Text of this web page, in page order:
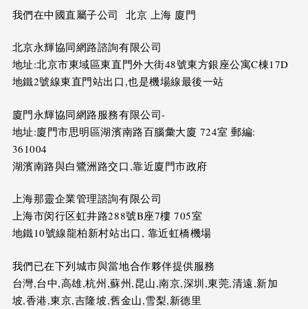
我們在中國直屬子公司 北京 上海 廈門
北京永輝協同網路諮詢有限公司
地址:北京市東域區東直門外大街48號東方銀座公寓C棟17D
地鐵2號線東直門站出口,也是機場線最後一站
廈門永輝協同網路服務有限公司-
地址:廈門市思明區湖濱南路百腦彙大廈 724室 郵編:
361004
湖濱南路與白鷺洲路交口,靠近廈門市政府
上海那靈企業管理諮詢有限公司
上海市闵行区虹井路288號B座7樓 705室
地鐵10號線龍柏新村站出口, 靠近虹橋機場
我們已在下列城市與當地合作夥伴提供服務
台灣,台中,高雄,杭州,蘇州,昆山,南京,深圳,東莞,清遠,新加
坡,香港,東京,吉隆坡,舊金山,雪梨,新德里